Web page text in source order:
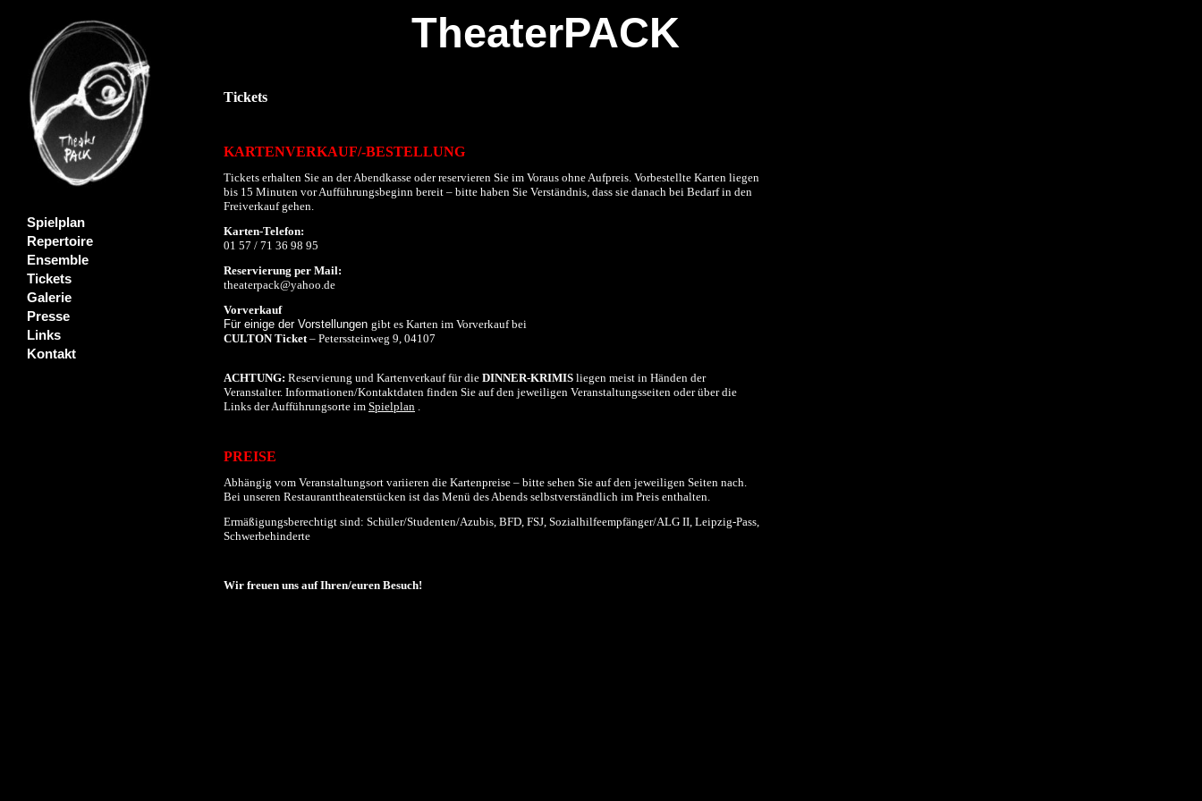
Spielplan
Repertoire
Ensemble
Tickets
Galerie
Presse
Links
Kontakt
TheaterPACK
Tickets
KARTENVERKAUF/-BESTELLUNG
Tickets erhalten Sie an der Abendkasse oder reservieren Sie im Voraus ohne Aufpreis. Vorbestellte Karten liegen
bis 15 Minuten vor Aufführungsbeginn bereit – bitte haben Sie Verständnis, dass sie danach bei Bedarf in den
Freiverkauf gehen.
Karten-Telefon:
01 57 / 71 36 98 95
Reservierung per Mail:
theaterpack@yahoo.de
Vorverkauf
Für einige der Vorstellungen gibt es Karten im Vorverkaufbei
CULTON Ticket– Peterssteinweg 9, 04107
ACHTUNG: Reservierung und Kartenverkauf für die DINNER-KRIMIS liegen meist in Händen der
Veranstalter. Informationen/Kontaktdaten finden Sie auf den jeweiligen Veranstaltungsseiten oder über die
Links derAufführungsorte im Spielplan .
PREISE
Abhängig vom Veranstaltungsort variieren die Kartenpreise – bitte sehen Sie auf den jeweiligen Seiten nach.
Bei unseren Restauranttheaterstücken ist das Menü des Abends selbstverständlich im Preis enthalten.
Ermäßigungsberechtigt sind: Schüler/Studenten/Azubis, BFD, FSJ, Sozialhilfeempfänger/ALG II, Leipzig-Pass,
Schwerbehinderte
Wir freuen uns auf Ihren/euren Besuch!